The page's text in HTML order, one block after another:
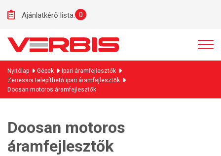
Ajánlatkérő lista: 0
Nyitólap Gépek
Ipari áramfejlesztők
Zenessis telepíthető ipari áramfejlesztők
Doosan motoros áramfejlesztők
Doosan motoros
áramfejlesztők